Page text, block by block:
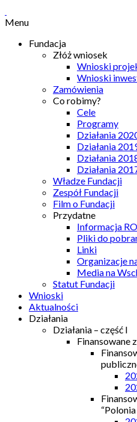
Menu
Fundacja
Złóż wniosek
Wnioski
Wnioski
Zamówienia
Co robimy?
Cele
Programy
Działania
Działania
Działania
Działania
Władze Fundacji
Zespół Fundacji
Film o Fundacji
Przydatne
Informacja
Pliki do
Linki
Organizacje
Media na
Statut Fundacji
Wnioski
Aktualności
Działania
Działania – część I
Finansowane